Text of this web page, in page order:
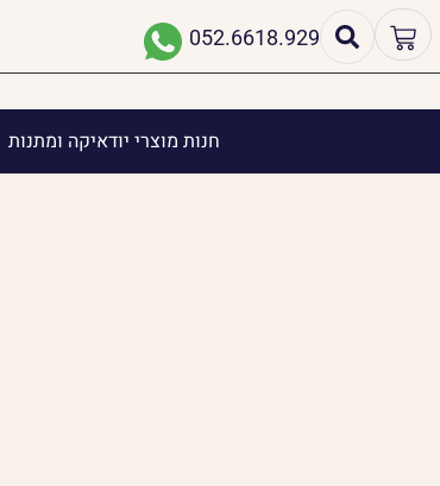
052.6618.929
חנות מוצרי יודאיקה ומתנות